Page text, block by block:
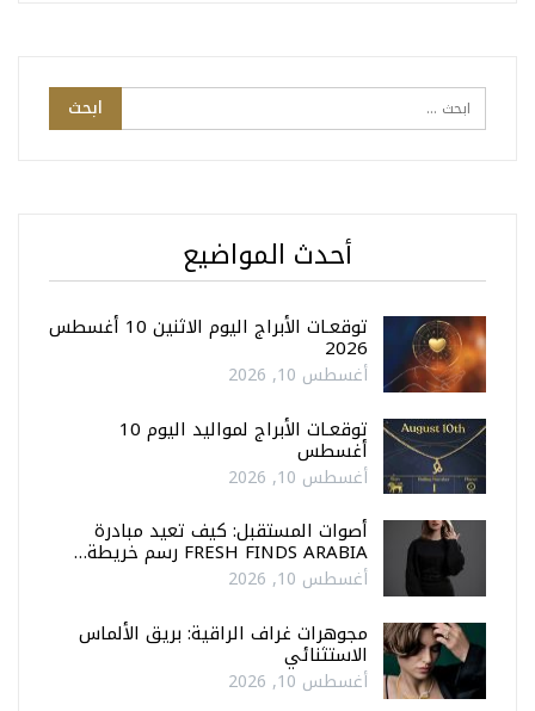
أحدث المواضيع
توقعـات الأبراج اليوم الاثنين 10 أغسطس
2026
أغسطس 10, 2026
توقعـات الأبراج لمواليد اليوم 10
أغسطس
أغسطس 10, 2026
أصوات المستقبل: كيف تعيد مبادرة
FRESH FINDS ARABIA رسم خريطة…
أغسطس 10, 2026
مجوهرات غراف الراقية: بريق الألماس
الاستثنائي
أغسطس 10, 2026